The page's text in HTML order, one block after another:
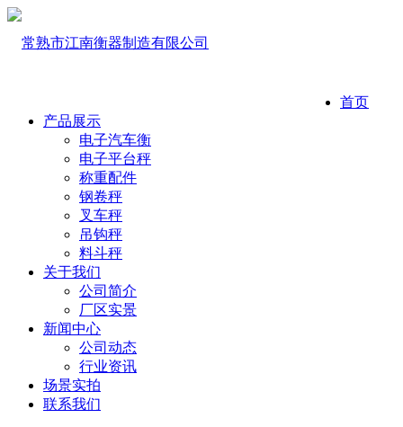
首页
产品展示
电子汽车衡
电子平台秤
称重配件
钢卷秤
叉车秤
吊钩秤
料斗秤
关于我们
公司简介
厂区实景
新闻中心
公司动态
行业资讯
场景实拍
联系我们